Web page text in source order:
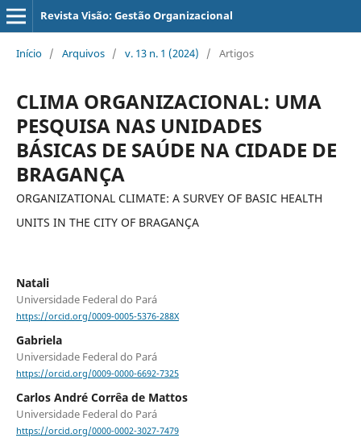
Revista Visão: Gestão Organizacional
Início / Arquivos / v. 13 n. 1 (2024) / Artigos
CLIMA ORGANIZACIONAL: UMA
PESQUISA NAS UNIDADES
BÁSICAS DE SAÚDE NA CIDADE DE
BRAGANÇA
ORGANIZATIONAL CLIMATE: A SURVEY OF BASIC HEALTH
UNITS IN THE CITY OF BRAGANÇA
Natali
Universidade Federal do Pará
https://orcid.org/0009-0005-5376-288X
Gabriela
Universidade Federal do Pará
https://orcid.org/0009-0000-6692-7325
Carlos André Corrêa de Mattos
Universidade Federal do Pará
https://orcid.org/0000-0002-3027-7479